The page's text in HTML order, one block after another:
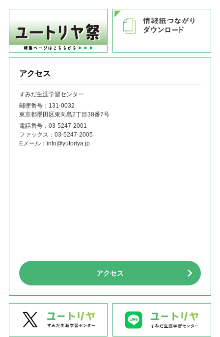
アクセス
すみだ生涯学習センター
郵便番号：131‐0032
東京都墨田区東向島2丁目38番7号
電話番号： 03-5247-2001
ファックス： 03-5247-2005
Eメール： info@yutoriya.jp
アクセス